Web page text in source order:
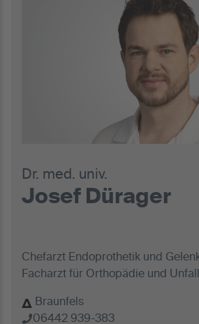
Dr. med. univ.
Josef Dürager
Chefarzt Endoprothetik und
Facharzt für Orthopädie und
Braunfels
06442 939-383